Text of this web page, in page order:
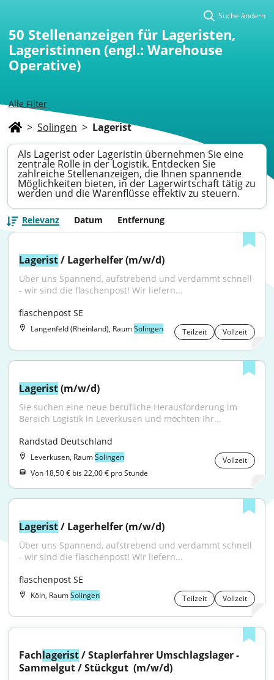
Alle Filter
Suche ändern
50 Stellenanzeigen für Lageristen,
Lageristinnen (engl.: Warehouse
Operative)
> Solingen > Lagerist
Als Lagerist oder Lageristin übernehmen Sie eine
zentrale Rolle in der Logistik. Entdecken Sie
zahlreiche Stellenanzeigen, die Ihnen spannende
Möglichkeiten bieten, in der Lagerwirtschaft tätig zu
werden und die Warenflüsse effektiv zu steuern.
Relevanz Datum Entfernung
Lagerist / Lagerhelfer (m/w/d)
Über uns Spannend, aufstrebend und verdammt schnell
- wir sind die flaschenpost! Wir liefern...
flaschenpost SE
Langenfeld (Rheinland), RaumSolingen Teilzeit Vollzeit
Lagerist (m/w/d)
Sie suchen eine neue berufliche Herausforderung im
Bereich Logistik in Leverkusen und möchten Ihr...
Randstad Deutschland
Leverkusen, RaumSolingen
Vollzeit
Von 18,50 € bis 22,00 € pro Stunde
Lagerist / Lagerhelfer (m/w/d)
Über uns Spannend, aufstrebend und verdammt schnell
- wir sind die flaschenpost! Wir liefern...
flaschenpost SE
Köln, RaumSolingen Teilzeit Vollzeit
Fachlagerist / Staplerfahrer Umschlagslager -
Sammelgut / Stückgut ​ (m/w/d)